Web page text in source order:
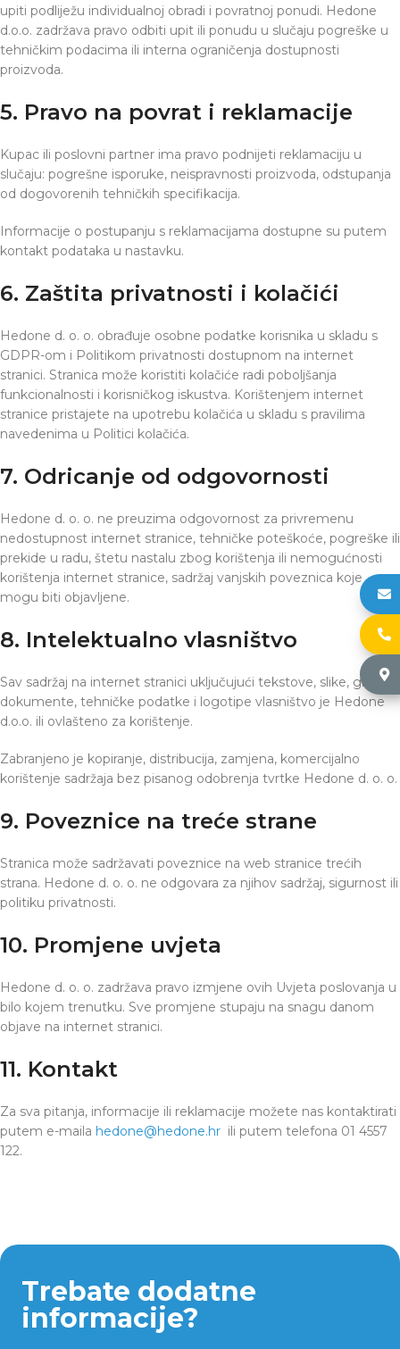
upiti podliježu individualnoj obradi i povratnoj ponudi. Hedone
d.o.o. zadržava pravo odbiti upit ili ponudu u slučaju pogreške u
tehničkim podacima ili interna ograničenja dostupnosti
proizvoda.
5. Pravo na povrat i reklamacije
Kupac ili poslovni partner ima pravo podnijeti reklamaciju u
slučaju: pogrešne isporuke, neispravnosti proizvoda, odstupanja
od dogovorenih tehničkih specifikacija.
Informacije o postupanju s reklamacijama dostupne su putem
kontakt podataka u nastavku.
6. Zaštita privatnosti i kolačići
Hedone d. o. o. obrađuje osobne podatke korisnika u skladu s
GDPR-om i Politikom privatnosti dostupnom na internet
stranici. Stranica može koristiti kolačiće radi poboljšanja
funkcionalnosti i korisničkog iskustva. Korištenjem internet
stranice pristajete na upotrebu kolačića u skladu s pravilima
navedenima u Politici kolačića.
7. Odricanje od odgovornosti
Hedone d. o. o. ne preuzima odgovornost za privremenu
nedostupnost internet stranice, tehničke poteškoće, pogreške ili
prekide u radu, štetu nastalu zbog korištenja ili nemogućnosti
korištenja internet stranice, sadržaj vanjskih poveznica koje
mogu biti objavljene.
8. Intelektualno vlasništvo
Sav sadržaj na internet stranici uključujući tekstove, slike, grafiku,
dokumente, tehničke podatke i logotipe vlasništvo je Hedone
d.o.o. ili ovlašteno za korištenje.
Zabranjeno je kopiranje, distribucija, zamjena, komercijalno
korištenje sadržaja bez pisanog odobrenja tvrtke Hedone d. o. o.
9. Poveznice na treće strane
Stranica može sadržavati poveznice na web stranice trećih
strana. Hedone d. o. o. ne odgovara za njihov sadržaj, sigurnost ili
politiku privatnosti.
10. Promjene uvjeta
Hedone d. o. o. zadržava pravo izmjene ovih Uvjeta poslovanja u
bilo kojem trenutku. Sve promjene stupaju na snagu danom
objave na internet stranici.
11. Kontakt
Za sva pitanja, informacije ili reklamacije možete nas kontaktirati
putem e-maila hedone@hedone.hr ili putem telefona 01 4557
122.
Trebate dodatne
informacije?